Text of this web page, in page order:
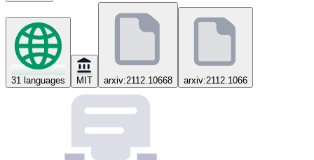
31 languages MIT arxiv:2112.10668 arxiv:2112.1066